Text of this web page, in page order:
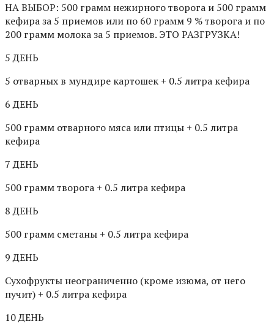
НА ВЫБОР: 500 грамм нежирного творога и 500 грамм
кефира за 5 приемов или по 60 грамм 9 % творога и по
200 грамм молока за 5 приемов. ЭТО РАЗГРУЗКА!
5 ДЕНЬ
5 отварных в мундире картошек + 0.5 литра кефира
6 ДЕНЬ
500 грамм отварного мяса или птицы + 0.5 литра
кефира
7 ДЕНЬ
500 грамм творога + 0.5 литра кефира
8 ДЕНЬ
500 грамм сметаны + 0.5 литра кефира
9 ДЕНЬ
Сухофрукты неограниченно (кроме изюма, от него
пучит) + 0.5 литра кефира
10 ДЕНЬ